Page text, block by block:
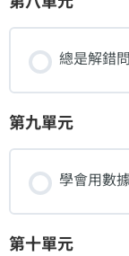
總是解錯
第九單元
學會用數
第十單元